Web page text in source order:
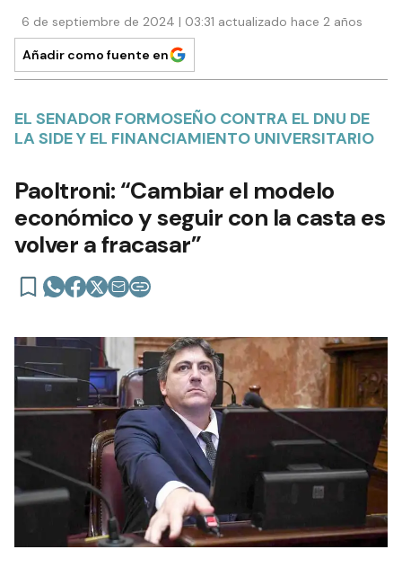
6 de septiembre de 2024 | 03:31 actualizado hace 2 años
Añadir como fuente en
EL SENADOR FORMOSEÑO CONTRA EL DNU DE
LA SIDE Y EL FINANCIAMIENTO UNIVERSITARIO
Paoltroni: “Cambiar el modelo
económico y seguir con la casta es
volver a fracasar”